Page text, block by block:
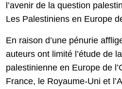
l’avenir de la question
Les Palestiniens en Europe
En raison d’une pénurie
auteurs ont limité l’étude de
palestinienne en Europe de
France, le Royaume-Uni et